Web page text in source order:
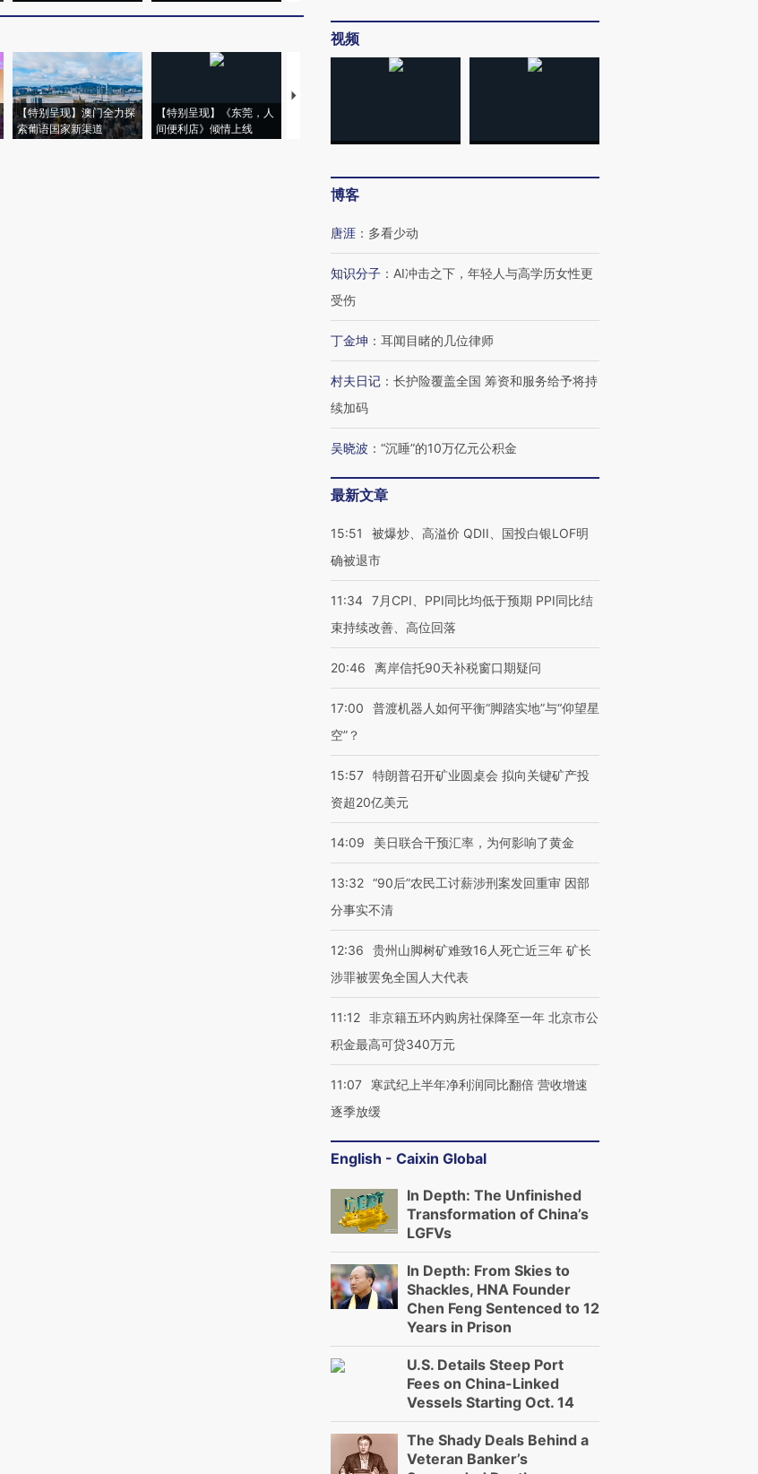
【特别呈现】澳门全力探
索葡语国家新渠道
【特别呈现】《东莞，人
间便利店》倾情上线
【推广】走进第四届链博
视频
博客
唐涯 ： 多看少动
知识分子 ： AI冲击之下，年轻人与高学历女性更
受伤
丁金坤 ： 耳闻目睹的几位律师
村夫日记 ： 长护险覆盖全国 筹资和服务给予将持
续加码
吴晓波 ： “沉睡”的10万亿元公积金
最新文章
15:51
被爆炒、高溢价 QDII、国投白银LOF明
确被退市
11:34 7月CPI、PPI同比均低于预期 PPI同比结
束持续改善、高位回落
20:46 离岸信托90天补税窗口期疑问
17:00
普渡机器人如何平衡“脚踏实地”与“仰望星
空”？
15:57 特朗普召开矿业圆桌会 拟向关键矿产投
资超20亿美元
14:09 美日联合干预汇率，为何影响了黄金
13:32 “90后”农民工讨薪涉刑案发回重审 因部
分事实不清
12:36
贵州山脚树矿难致16人死亡近三年 矿长
涉罪被罢免全国人大代表
11:12 非京籍五环内购房社保降至一年 北京市公
积金最高可贷340万元
11:07
寒武纪上半年净利润同比翻倍 营收增速
逐季放缓
English - Caixin Global
In Depth: The Unfinished
Transformation of China’s
LGFVs
In Depth: From Skies to
Shackles, HNA Founder
Chen Feng Sentenced to 12
Years in Prison
U.S. Details Steep Port
Fees on China-Linked
Vessels Starting Oct. 14
The Shady Deals Behind a
Veteran Banker’s